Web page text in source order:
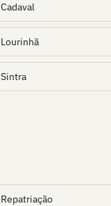
Cadaval
Lourinhã
Sintra
Repatriação